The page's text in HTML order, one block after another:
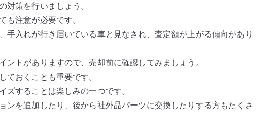
対策を行いましょう。
も注意が必要です。
手入れが行き届いている車と見なされ、査定額が上がる傾向があり
ントがありますので、売却前に確認してみましょう。
ておくことも重要です。
ズすることは楽しみの一つです。
ンを追加したり、後から社外品パーツに交換したりする方もたくさ